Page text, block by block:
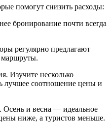
помогут снизить расходы:
бронирование почти всегда
регулярно предлагают
маршруты.
Изучите несколько
лучшее соотношение цены и
Осень и весна — идеальное
ниже, а туристов меньше.